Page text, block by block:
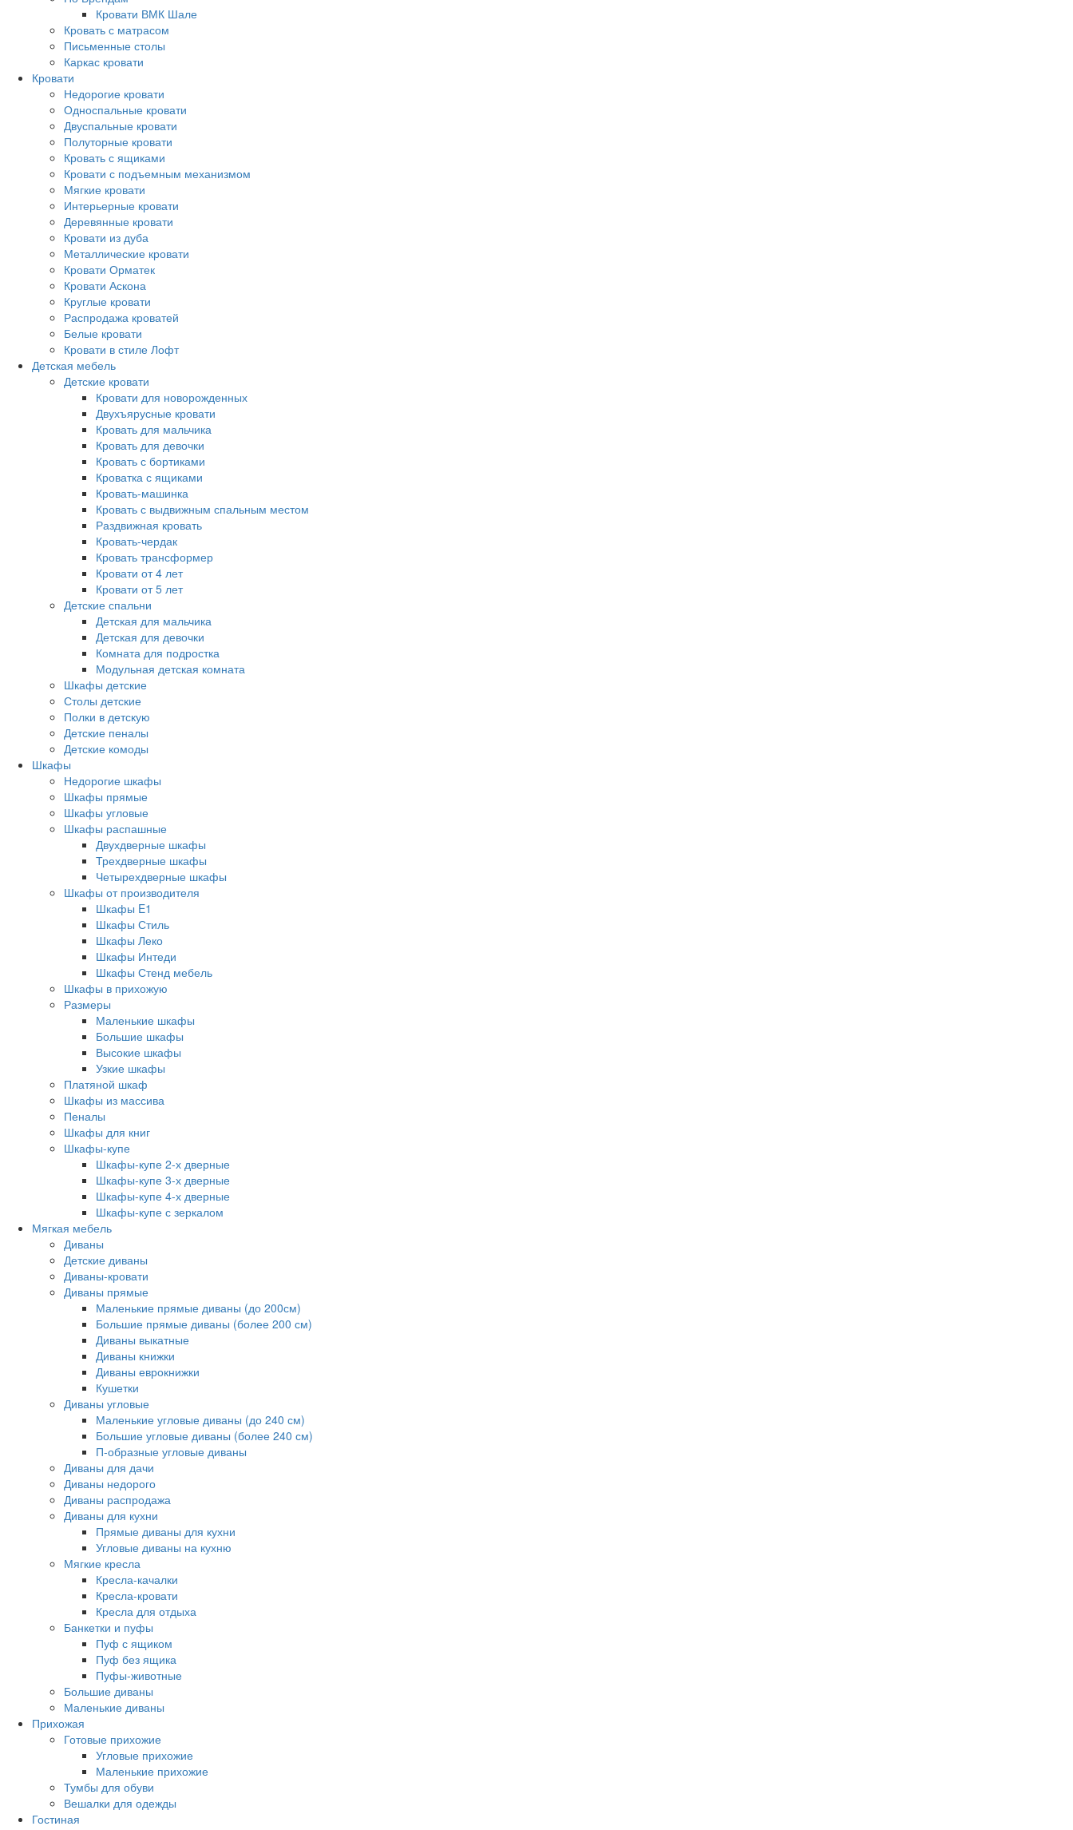
Кровати ВМК Шале
Кровать с матрасом
Письменные столы
Каркас кровати
Кровати
Недорогие кровати
Односпальные кровати
Двуспальные кровати
Полуторные кровати
Кровать с ящиками
Кровати с подъемным механизмом
Мягкие кровати
Интерьерные кровати
Деревянные кровати
Кровати из дуба
Металлические кровати
Кровати Орматек
Кровати Аскона
Круглые кровати
Распродажа кроватей
Белые кровати
Кровати в стиле Лофт
Детская мебель
Детские кровати
Кровати для новорожденных
Двухъярусные кровати
Кровать для мальчика
Кровать для девочки
Кровать с бортиками
Кроватка с ящиками
Кровать-машинка
Кровать с выдвижным спальным местом
Раздвижная кровать
Кровать-чердак
Кровать трансформер
Кровати от 4 лет
Кровати от 5 лет
Детские спальни
Детская для мальчика
Детская для девочки
Комната для подростка
Модульная детская комната
Шкафы детские
Столы детские
Полки в детскую
Детские пеналы
Детские комоды
Шкафы
Недорогие шкафы
Шкафы прямые
Шкафы угловые
Шкафы распашные
Двухдверные шкафы
Трехдверные шкафы
Четырехдверные шкафы
Шкафы от производителя
Шкафы E1
Шкафы Стиль
Шкафы Леко
Шкафы Интеди
Шкафы Стенд мебель
Шкафы в прихожую
Размеры
Маленькие шкафы
Большие шкафы
Высокие шкафы
Узкие шкафы
Платяной шкаф
Шкафы из массива
Пеналы
Шкафы для книг
Шкафы-купе
Шкафы-купе 2-х дверные
Шкафы-купе 3-х дверные
Шкафы-купе 4-х дверные
Шкафы-купе с зеркалом
Мягкая мебель
Диваны
Детские диваны
Диваны-кровати
Диваны прямые
Маленькие прямые диваны (до 200см)
Большие прямые диваны (более 200 см)
Диваны выкатные
Диваны книжки
Диваны еврокнижки
Кушетки
Диваны угловые
Маленькие угловые диваны (до 240 см)
Большие угловые диваны (более 240 см)
П-образные угловые диваны
Диваны для дачи
Диваны недорого
Диваны распродажа
Диваны для кухни
Прямые диваны для кухни
Угловые диваны на кухню
Мягкие кресла
Кресла-качалки
Кресла-кровати
Кресла для отдыха
Банкетки и пуфы
Пуф с ящиком
Пуф без ящика
Пуфы-животные
Большие диваны
Маленькие диваны
Прихожая
Готовые прихожие
Угловые прихожие
Маленькие прихожие
Тумбы для обуви
Вешалки для одежды
Гостиная